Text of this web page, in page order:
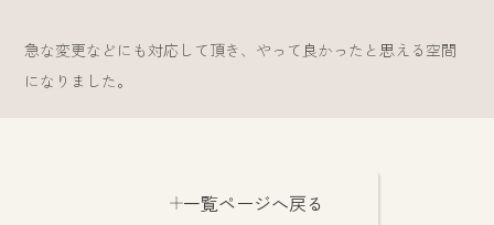
急な変更などにも対応して頂き、やって良かったと思える空間
になりました。
一覧ページへ戻る